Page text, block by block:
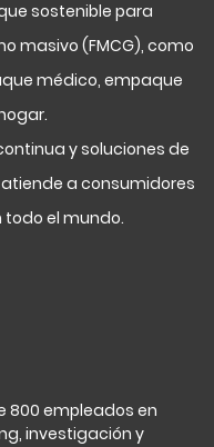
sostenible para
masivo (FMCG), como
médico, empaque
y soluciones de
a consumidores
todo el mundo.
empleados en
investigación y